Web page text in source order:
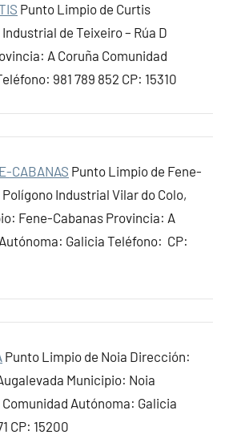
Punto Limpio de Curtis
de Teixeiro – Rúa D
A Coruña Comunidad
981 789 852 CP: 15310
CABANAS Punto Limpio de Fene-
Industrial Vilar do Colo,
Fene-Cabanas Provincia: A
Galicia Teléfono: CP:
Punto Limpio de Noia Dirección:
Municipio: Noia
Autónoma: Galicia
CP: 15200